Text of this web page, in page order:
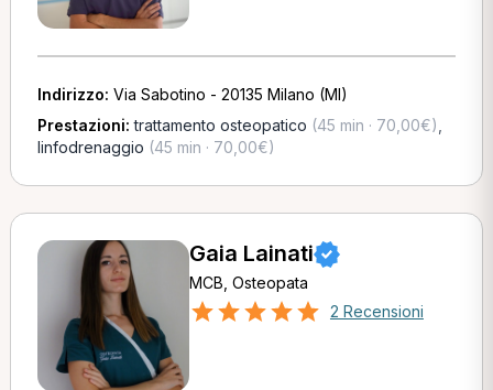
Indirizzo: Via Sabotino - 20135 Milano (MI)
Prestazioni:trattamento osteopatico (45 min · 70,00€)
linfodrenaggio (45 min · 70,00€)
Gaia Lainati
MCB, Osteopata
2 Recensioni